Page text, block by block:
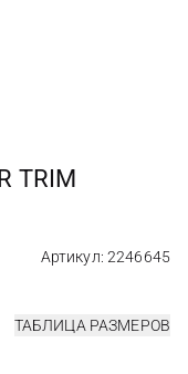
TRIM
Артикул: 2246645
ТАБЛИЦА РАЗМЕРОВ